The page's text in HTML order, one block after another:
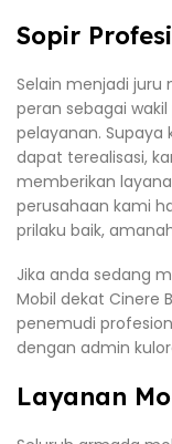
Sopir
Selain menjadi juru
peran sebagai
pelayanan.
dapat terealisasi,
memberikan
perusahaan kami
prilaku baik,
Jika anda sedang
Mobil dekat Cinere
penemudi
dengan admin
Layanan